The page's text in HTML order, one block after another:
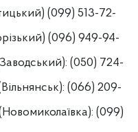
(099) 513-72-
(096) 949-94-
(050) 724-
(066) 209-
(099)